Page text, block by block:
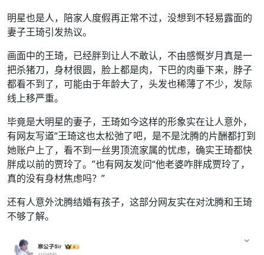
明星也是人，陪家人度假再正常不过，没想到不轻易露面的
妻子王琦引发热议。
画面中的王琦，已经胖到让人不敢认，不由感慨岁月真是一
把杀猪刀，身材很圆，脸上都是肉，下巴的肉垂下来，脖子
都看不到了，可能由于年龄大了，头发也稀薄了不少，发际
线上移严重。
毕竟是大明星的妻子，王琦如今这样的形象实在让人意外，
有网友写道“王琦这也太松弛了吧，是不是沈腾的片酬都打到
她账户上了，看不到一丝男顶流家属的忧虑，确实王琦都快
胖成以前的贾玲了。”也有网友发问“他老婆咋胖成贾玲了，
真的没有身材焦虑吗？”
还有人意外沈腾结婚有孩子，这部分网友实在对沈腾和王琦
不够了解。